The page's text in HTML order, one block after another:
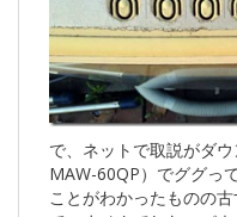
で、ネットで取説がダ
MAW-60QP）でググっ
ことがわかったものの